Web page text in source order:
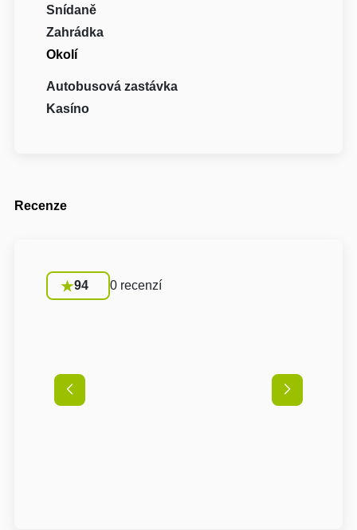
Snídaně
Zahrádka
Okolí
Autobusová zastávka
Kasíno
Recenze
94 0 recenzí